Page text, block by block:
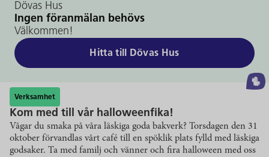
Verksamhet
Kom med till vår halloweenfika!
Vågar du smaka på våra läskiga goda bakverk? Torsdagen den 31
oktober förvandlas vårt café till en spöklik plats fylld med läskiga
godsaker. Ta med familj och vänner och fira halloween med oss
Dövas Hus
Ingen föranmälan behövs
Välkommen!
Hitta till Dövas Hus